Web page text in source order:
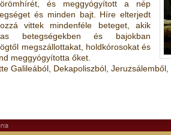
és meggyógyított a nép
és minden bajt. Híre elterjedt
vittek mindenféle beteget, akik
betegségekben és bajokban
megszállottakat, holdkórosokat és
meggyógyította őket.
Galileából, Dekapoliszból,